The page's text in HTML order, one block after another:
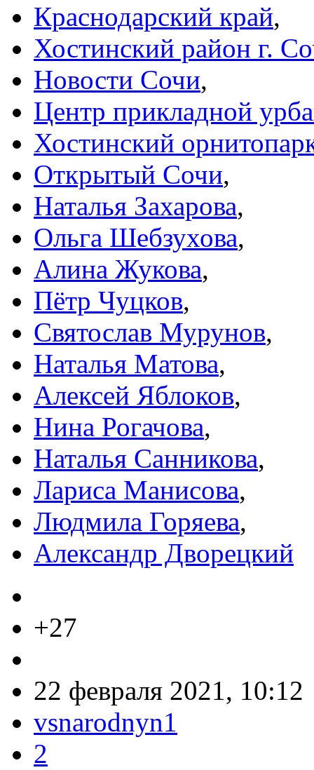
Краснодарский край,
Хостинский район г.
Новости Сочи,
Центр прикладной
Хостинский
Открытый Сочи,
Наталья Захарова,
Ольга Шебзухова,
Алина Жукова,
Пётр Чуцков,
Святослав Мурунов,
Наталья Матова,
Алексей Яблоков,
Нина Рогачова,
Наталья Санникова,
Лариса Манисова,
Людмила Горяева,
Александр Дворецкий
+27
22 февраля 2021, 10:12
vsnarodnyn1
2